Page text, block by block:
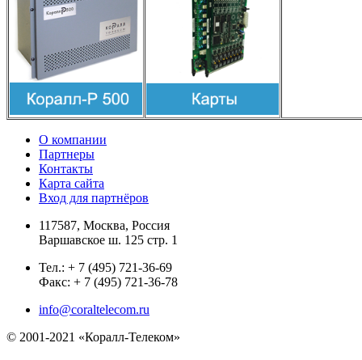
О компании
Партнеры
Контакты
Карта сайта
Вход для партнёров
117587, Москва, Россия
Варшавское ш. 125 стр. 1
Тел.: + 7 (495) 721-36-69
Факс: + 7 (495) 721-36-78
info@coraltelecom.ru
© 2001-2021 «Коралл-Телеком»